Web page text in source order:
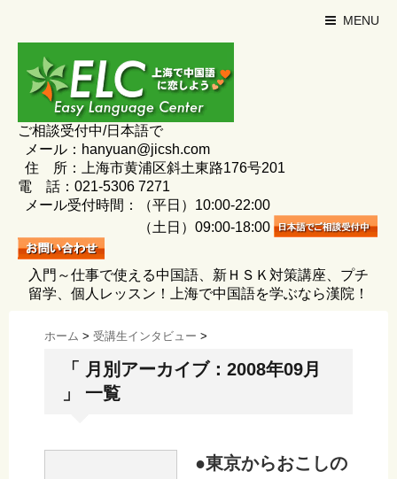
MENU
ご相談受付中/日本語で
メール：hanyuan@jicsh.com
住 所：上海市黄浦区斜土東路176号201
電 話：021-5306 7271
メール受付時間：（平日）10:00-22:00
（土日）09:00-18:00
入門～仕事で使える中国語、新ＨＳＫ対策講座、プチ
留学、個人レッスン！上海で中国語を学ぶなら漢院！
ホーム > 受講生インタビュー >
「 月別アーカイブ：2008年09月
」 一覧
●東京からおこしの